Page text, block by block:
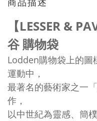
【LESSER &
谷 購物袋
Lodden購物袋上的圖
運動中，
最著名的藝術家之一
作，
以中世紀為靈感、 簡